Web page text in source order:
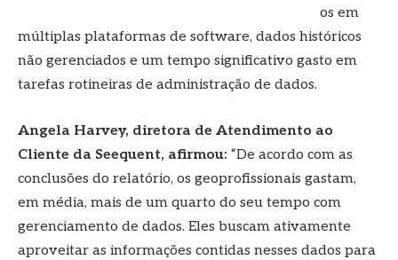
os em
múltiplas plataformas de software, dados históricos
não gerenciados e um tempo significativo gasto em
tarefas rotineiras de administração de dados.
Angela Harvey, diretora de Atendimento ao
Cliente da Seequent, afirmou: “De acordo com as
conclusões do relatório, os geoprofissionais gastam,
em média, mais de um quarto do seu tempo com
gerenciamento de dados. Eles buscam ativamente
aproveitar as informações contidas nesses dados para